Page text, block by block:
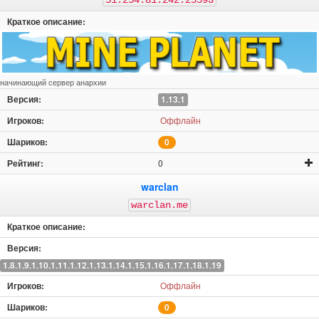
1.8.8
1.8.1
1.8 1.7.10
1.7.9
1.7.5
1.7.2 1.7
1.6.4
1.6.2
1.6 1.5.2
1.5
1.4.7
ПЕ ПЕ 1.21
ПЕ 1.20
ПЕ 1.19.81
ПЕ 1.19.63 ПЕ 1.19.50
ПЕ 1.19.40
ПЕ 1.19.30
ПЕ 1.19.20 ПЕ 1.19.10
ПЕ 1.19.0
ПЕ 1.18.30
ПЕ 1.18.12 ПЕ 1.18.10
ПЕ 1.18.2
ПЕ 1.17.40
ПЕ 1.17
ПЕ 1.16 ПЕ 1.14
ПЕ 1.13
ПЕ 1.12
ПЕ 1.11 ПЕ 1.10
ПЕ 1.9
ПЕ 1.8
ПЕ 1.7 ПЕ 1.6
ПЕ 1.1
ПЕ 1.0 ПЕ 0.16 ПЕ 0.15
начинающий сервер анархии
1.13.1
Оффлайн
0
0
warclan
warclan.me
1.8.1.9.1.10.1.11.1.12.1.13.1.14.1.15.1.16.1.17.1.18.1.19
Оффлайн
0